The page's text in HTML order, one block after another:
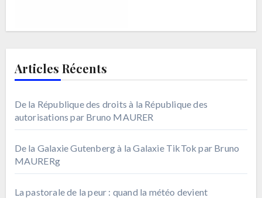
Articles Récents
De la République des droits à la République des
autorisations par Bruno MAURER
De la Galaxie Gutenberg à la Galaxie TikTok par Bruno
MAURERg
La pastorale de la peur : quand la météo devient